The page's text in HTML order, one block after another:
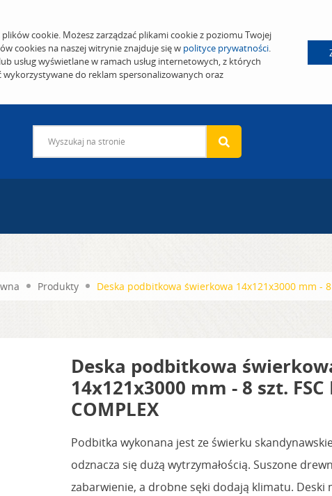
cookie. Możesz zarządzać plikami cookie z poziomu Twojej
cookies na naszej witrynie znajduje się w polityce prywatności.
usług wyświetlane w ramach usług internetowych, z których
do reklam spersonalizowanych oraz
Produkty Deska podbitkowa świerkowa 14x121x3000 mm - 8
Deska podbitkowa
14x121x3000 mm - 8 szt.
COMPLEX
Podbitka wykonana jest ze świerku
odznacza się dużą wytrzymałością. Suszone
zabarwienie, a drobne sęki dodają klimatu. Deski